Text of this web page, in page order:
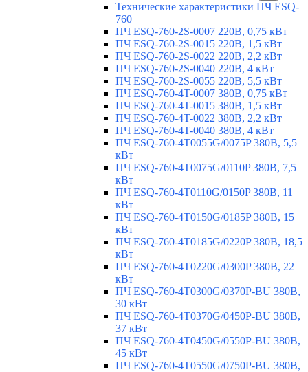
Технические характеристики ПЧ ESQ-
760
ПЧ ESQ-760-2S-0007 220В, 0,75 кВт
ПЧ ESQ-760-2S-0015 220В, 1,5 кВт
ПЧ ESQ-760-2S-0022 220В, 2,2 кВт
ПЧ ESQ-760-2S-0040 220В, 4 кВт
ПЧ ESQ-760-2S-0055 220В, 5,5 кВт
ПЧ ESQ-760-4T-0007 380В, 0,75 кВт
ПЧ ESQ-760-4T-0015 380В, 1,5 кВт
ПЧ ESQ-760-4T-0022 380В, 2,2 кВт
ПЧ ESQ-760-4T-0040 380В, 4 кВт
ПЧ ESQ-760-4T0055G/0075P 380В, 5,5
кВт
ПЧ ESQ-760-4T0075G/0110P 380В, 7,5
кВт
ПЧ ESQ-760-4T0110G/0150P 380В, 11
кВт
ПЧ ESQ-760-4T0150G/0185P 380В, 15
кВт
ПЧ ESQ-760-4T0185G/0220P 380В, 18,5
кВт
ПЧ ESQ-760-4T0220G/0300P 380В, 22
кВт
ПЧ ESQ-760-4T0300G/0370P-BU 380В,
30 кВт
ПЧ ESQ-760-4T0370G/0450P-BU 380В,
37 кВт
ПЧ ESQ-760-4T0450G/0550P-BU 380В,
45 кВт
ПЧ ESQ-760-4T0550G/0750P-BU 380В,